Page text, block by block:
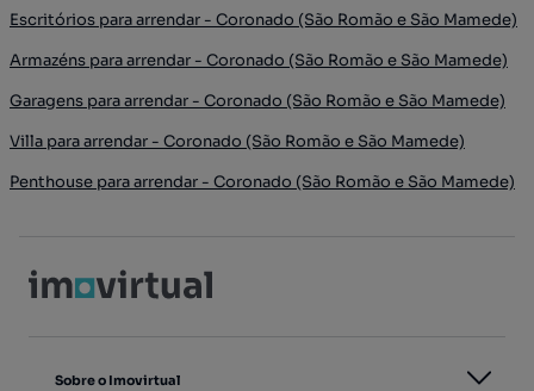
Escritórios para arrendar - Coronado (São Romão e São Mamede)
Armazéns para arrendar - Coronado (São Romão e São Mamede)
Garagens para arrendar - Coronado (São Romão e São Mamede)
Villa para arrendar - Coronado (São Romão e São Mamede)
Penthouse para arrendar - Coronado (São Romão e São Mamede)
Sobre o Imovirtual